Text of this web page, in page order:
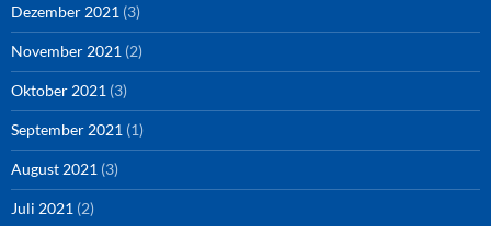
Dezember 2021 (3)
November 2021 (2)
Oktober 2021 (3)
September 2021 (1)
August 2021 (3)
Juli 2021 (2)